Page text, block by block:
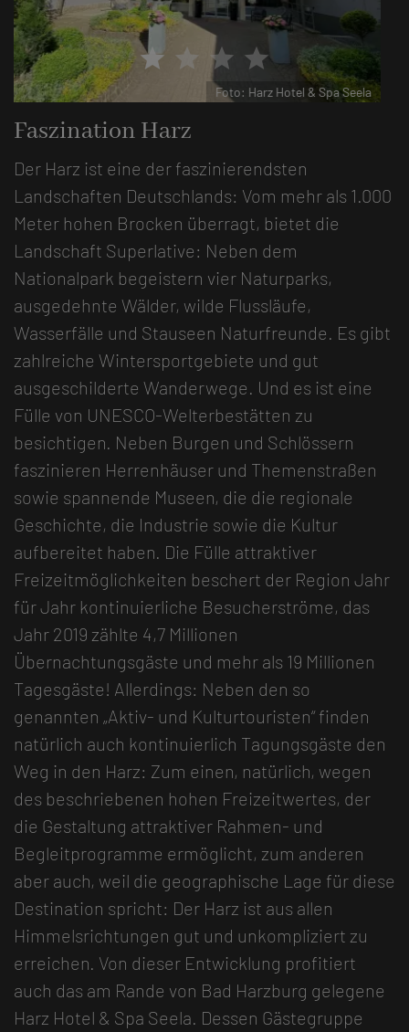
star star star star
Foto: Harz Hotel & Spa Seela
Faszination Harz
Der Harz ist eine der faszinierendsten
Landschaften Deutschlands: Vom mehr als 1.000
Meter hohen Brocken überragt, bietet die
Landschaft Superlative: Neben dem
Nationalpark begeistern vier Naturparks,
ausgedehnte Wälder, wilde Flussläufe,
Wasserfälle und Stauseen Naturfreunde. Es gibt
zahlreiche Wintersportgebiete und gut
ausgeschilderte Wanderwege. Und es ist eine
Fülle von UNESCO-Welterbestätten zu
besichtigen. Neben Burgen und Schlössern
faszinieren Herrenhäuser und Themenstraßen
sowie spannende Museen, die die regionale
Geschichte, die Industrie sowie die Kultur
aufbereitet haben. Die Fülle attraktiver
Freizeitmöglichkeiten beschert der Region Jahr
für Jahr kontinuierliche Besucherströme, das
Jahr 2019 zählte 4,7 Millionen
Übernachtungsgäste und mehr als 19 Millionen
Tagesgäste! Allerdings: Neben den so
genannten „Aktiv- und Kulturtouristen“ finden
natürlich auch kontinuierlich Tagungsgäste den
Weg in den Harz: Zum einen, natürlich, wegen
des beschriebenen hohen Freizeitwertes, der
die Gestaltung attraktiver Rahmen- und
Begleitprogramme ermöglicht, zum anderen
aber auch, weil die geographische Lage für diese
Destination spricht: Der Harz ist aus allen
Himmelsrichtungen gut und unkompliziert zu
erreichen. Von dieser Entwicklung profitiert
auch das am Rande von Bad Harzburg gelegene
Harz Hotel & Spa Seela. Dessen Gästegruppe